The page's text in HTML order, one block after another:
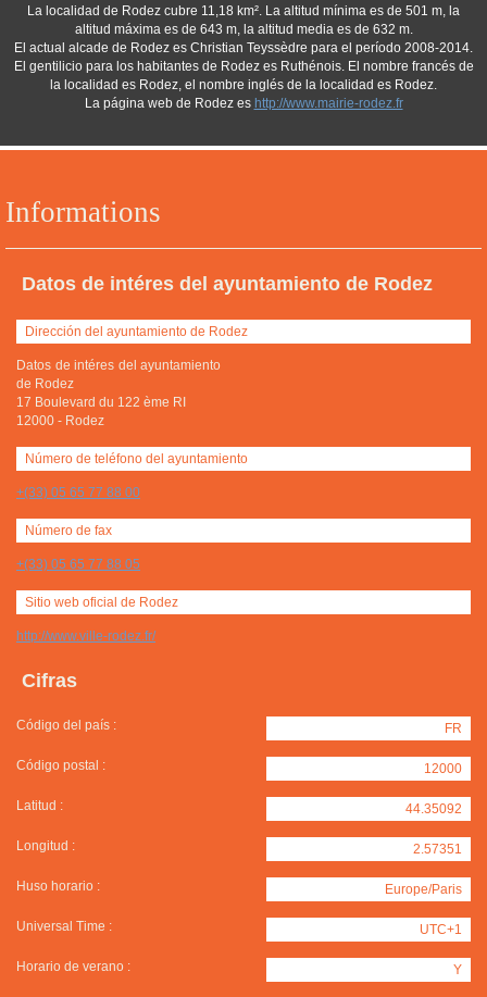
Informations
Datos de intéres del ayuntamiento de Rodez
Dirección del ayuntamiento de Rodez
Datos de intéres del ayuntamiento
de Rodez
17 Boulevard du 122 ème RI
12000 - Rodez
Número de teléfono del ayuntamiento
+(33) 05 65 77 88 00
Número de fax
+(33) 05 65 77 88 05
Sitio web oficial de Rodez
http://www.ville-rodez.fr/
Cifras
Código del país : FR
Código postal : 12000
Latitud : 44.35092
Longitud : 2.57351
Huso horario : Europe/Paris
Universal Time : UTC+1
Horario de verano : Y
La localidad de Rodez cubre 11,18 km². La altitud mínima es de 501 m, la
altitud máxima es de 643 m, la altitud media es de 632 m.
El actual alcade de Rodez es Christian Teyssèdre para el período 2008-2014.
El gentilicio para los habitantes de Rodez es Ruthénois. El nombre francés de
la localidad es Rodez, el nombre inglés de la localidad es Rodez.
La página web de Rodez es http://www.mairie-rodez.fr